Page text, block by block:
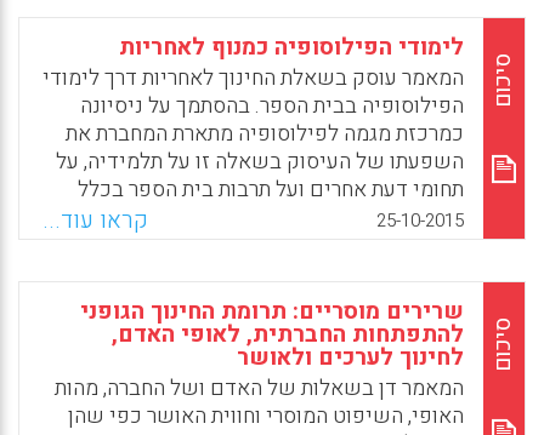
(Maxwell, M., Tremblay-Laprise, A., Filion,
Boon, H., Daly, C., van der Hoven, M.,
Heilbronn, R., Lenselink, M., & Walters, S).
WhatsApp
Facebook
Email
X
WhatsApp
Facebook
Email
X
סיכום
לימודי הפילוסופיה כמנוף לאחריות
המאמר עוסק בשאלת החינוך לאחריות דרך לימודי
הפילוסופיה בבית הספר. בהסתמך על ניסיונה
כמרכזת מגמה לפילוסופיה מתארת המחברת את
השפעתו של העיסוק בשאלה זו על תלמידיה, על
תחומי דעת אחרים ועל תרבות בית הספר בכלל
(אורית פרנקו).
WhatsApp
Facebook
Email
X
25-10-2015 קראו עוד...
סיכום
שרירים מוסריים: תרומת החינוך הגופני
להתפתחות החברתית, לאופי האדם,
לחינוך לערכים ולאושר
המאמר דן בשאלות של האדם ושל החברה, מהות
האופי, השיפוט המוסרי וחווית האושר כפי שהן